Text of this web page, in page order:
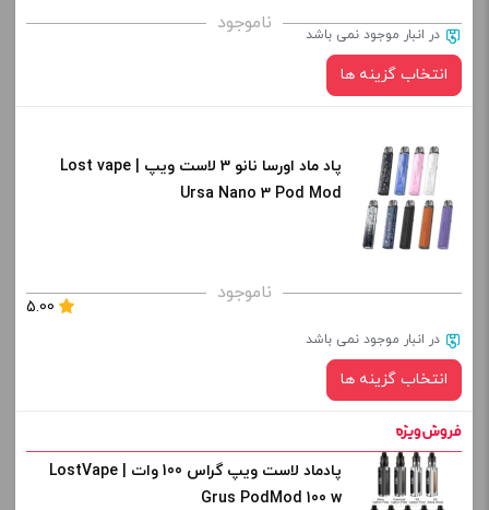
برای فعال شدن سبد خرید و نمایش قیمت ، گزینه های محصول را
از کادر بالا انتخاب کنید.
+
ناموجود در انبار موجود نمی باشد
انتخاب گزینه ها
رنگ:
برای فعال شدن سبد خرید و نمایش قیمت ، گزینه های محصول را
+
پاد ماد اورسا نانو 3 لاست ویپ | Lost vape
Ursa Nano 3 Pod Mod
ناموجود
5.00
در انبار موجود نمی باشد
انتخاب گزینه ها
رنگ:
پادماد لاست ویپ گراس 100 وات | LostVape
Grus PodMod 100 w